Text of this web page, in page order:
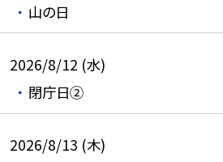
山の日
2026/8/12 (水)
閉庁日②
2026/8/13 (木)